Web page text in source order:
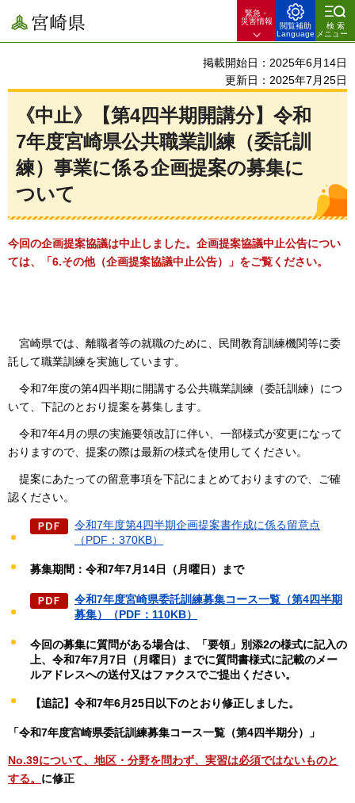
宮崎県
緊急・
災害情報
閲覧補助
Language
検索
メニュー
掲載開始日：2025年6月14日
更新日：2025年7月25日
《中止》【第4四半期開講分】令和
7年度宮崎県公共職業訓練（委託訓
練）事業に係る企画提案の募集に
ついて
今回の企画提案協議は中止しました。企画提案協議中止公告につい
ては、「6.その他（企画提案協議中止公告）」をご覧ください。
宮崎県では、離職者等の就職のために、民間教育訓練機関等に委
託して職業訓練を実施しています。
令和7年度の第4四半期に開講する公共職業訓練（委託訓練）につ
いて、下記のとおり提案を募集します。
令和7年4月の県の実施要領改訂に伴い、一部様式が変更になって
おりますので、提案の際は最新の様式を使用してください。
提案にあたっての留意事項を下記にまとめておりますので、ご確
認ください。
令和7年度第4四半期企画提案書作成に係る留意点
（PDF：370KB）
募集期間：令和7年7月14日（月曜日）まで
令和7年度宮崎県委託訓練募集コース一覧（第4四半期
募集）（PDF：110KB）
今回の募集に質問がある場合は、「要領」別添2の様式に記入の
上、令和7年7月7日（月曜日）までに質問書様式に記載のメー
ルアドレスへの送付又はファクスでご提出ください。
【追記】令和7年6月25日以下のとおり修正しました。
「令和7年度宮崎県委託訓練募集コース一覧（第4四半期分）」
No.39について、地区・分野を問わず、実習は必須ではないものと
する。 に修正